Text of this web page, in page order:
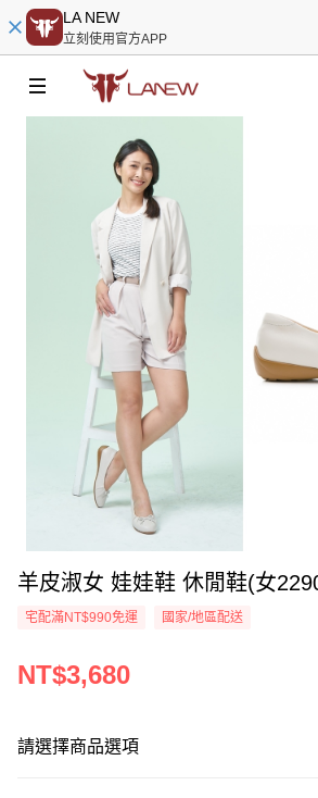
LA NEW
立刻使用官方APP
羊皮淑女 娃娃鞋 休閒鞋(女
宅配滿NT$990免運 國家/地區配送
NT$3,680
請選擇商品選項